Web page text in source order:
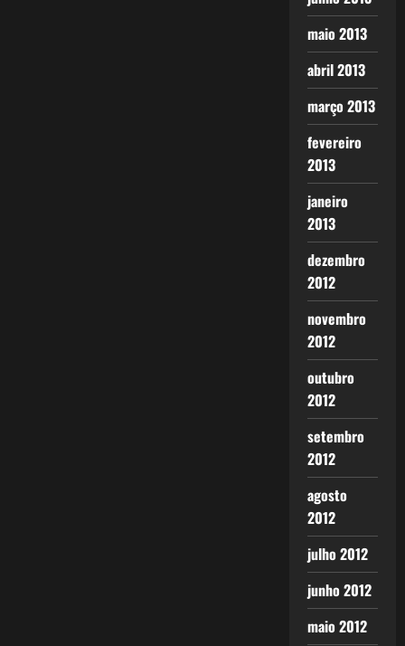
maio 2013
abril 2013
março 2013
fevereiro
2013
janeiro
2013
dezembro
2012
novembro
2012
outubro
2012
setembro
2012
agosto
2012
julho 2012
junho 2012
maio 2012